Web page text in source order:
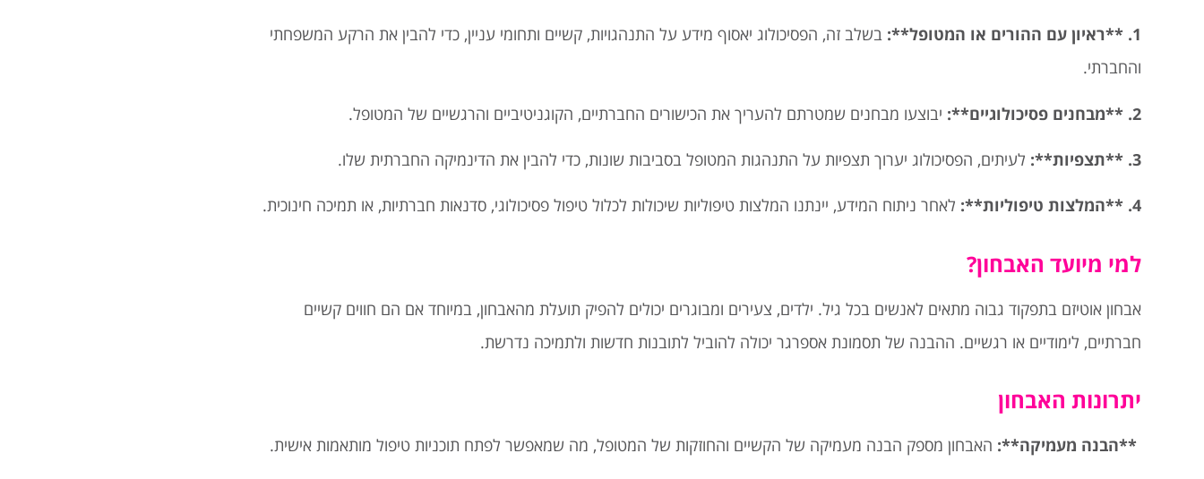
1. **ראיון עם ההורים או המטופל**:
בשלב זה, הפסיכולוג יאסוף מידע על התנהגויות, קשיים ותחומי עניין, כדי להבין את הרקע המשפחתי
והחברתי.
2. **מבחנים פסיכולוגיים**: יבוצעו מבחנים שמטרתם להעריך את הכישורים החברתיים, הקוגניטיביים והרגשיים של המטופל.
3. **תצפיות**: לעיתים, הפסיכולוג יערוך תצפיות על התנהגות המטופל בסביבות שונות, כדי להבין את הדינמיקה החברתית שלו.
4. **המלצות טיפוליות**: לאחר ניתוח המידע, יינתנו המלצות טיפוליות שיכולות לכלול טיפול פסיכולוגי, סדנאות חברתיות, או תמיכה חינוכית.
למי מיועד האבחון?
אבחון אוטיזם בתפקוד גבוה מתאים לאנשים בכל גיל. ילדים, צעירים ומבוגרים יכולים להפיק תועלת מהאבחון, במיוחד אם הם חווים קשיים
חברתיים, לימודיים או רגשיים. ההבנה של תסמונת אספרגר יכולה להוביל לתובנות חדשות ולתמיכה נדרשת.
יתרונות האבחון
**הבנה מעמיקה**: האבחון מספק הבנה מעמיקה של הקשיים והחוזקות של המטופל, מה שמאפשר לפתח תוכניות טיפול מותאמות אישית.